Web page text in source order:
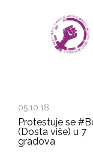
05.10.18
Protestuje se
(Dosta više) u 7
gradova